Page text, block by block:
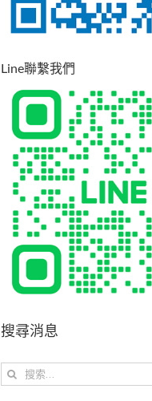
Line聯繫我們
搜尋消息
搜